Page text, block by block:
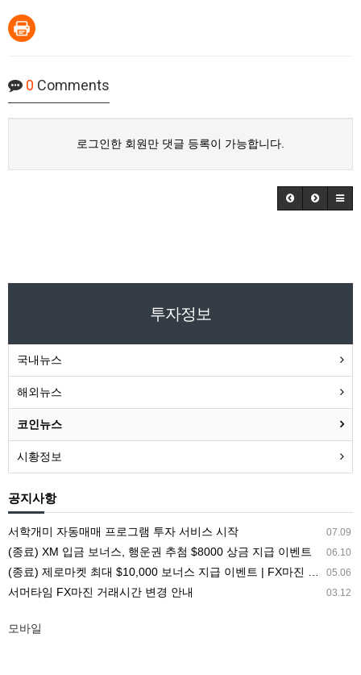
0 Comments
로그인한 회원만 댓글 등록이 가능합니다.
투자정보
국내뉴스
해외뉴스
코인뉴스
시황정보
공지사항
07.09
서학개미 자동매매 프로그램 투자 서비스 시작
06.10
(종료) XM 입금 보너스, 행운권 추첨 $8000 상금 지급 이벤트
05.06
(종료) 제로마켓 최대 $10,000 보너스 지급 이벤트 | FX마진 해외거래소 ZEROMARKETS
03.12
서머타임 FX마진 거래시간 변경 안내
모바일